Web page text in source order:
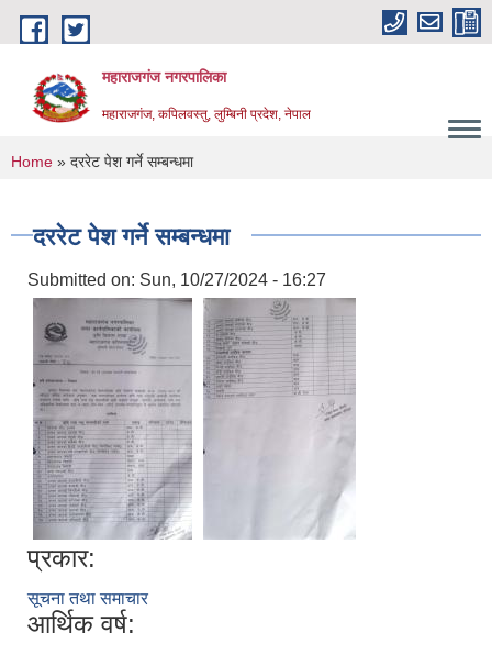
Skip to main content
महाराजगंज नगरपालिका
महाराजगंज, कपिलवस्तु, लुम्बिनी प्रदेश, नेपाल
You are here
Home » दररेट पेश गर्ने सम्बन्धमा
दररेट पेश गर्ने सम्बन्धमा
Submitted on: Sun, 10/27/2024 - 16:27
प्रकार:
सूचना तथा समाचार
आर्थिक वर्ष: